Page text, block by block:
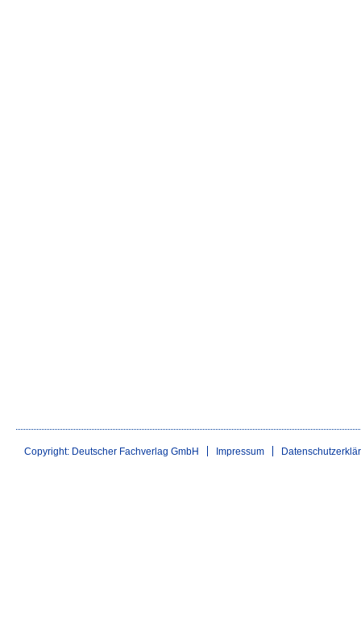
Copyright: Deutscher Fachverlag GmbH Impressum